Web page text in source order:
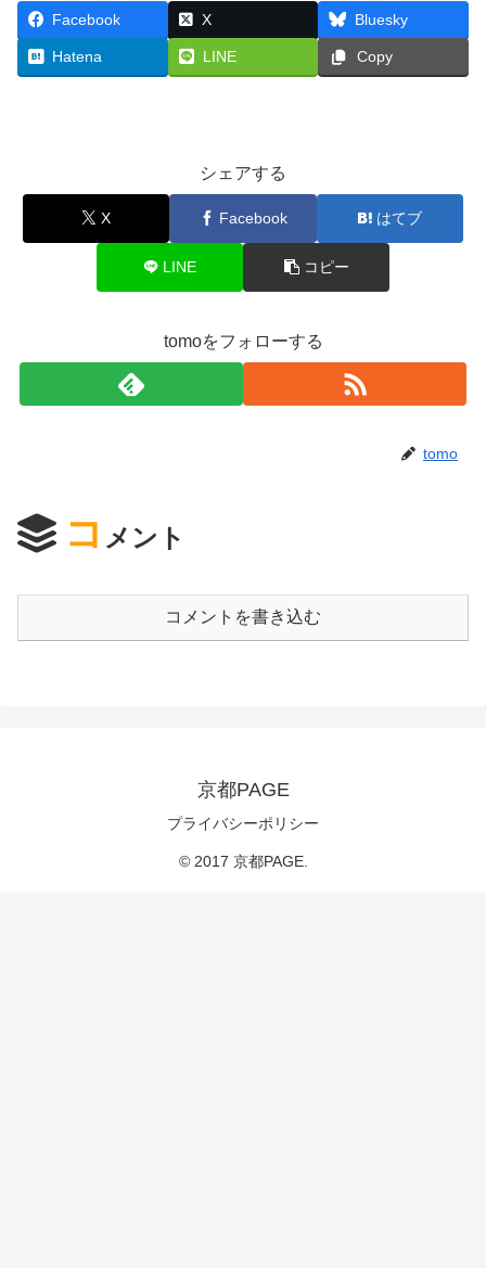
Facebook X Bluesky
Hatena LINE Copy
シェアする
X Facebook はてブ
LINE コピー
tomoをフォローする
tomo
コ メント
コメントを書き込む
京都PAGE
プライバシーポリシー
© 2017 京都PAGE.